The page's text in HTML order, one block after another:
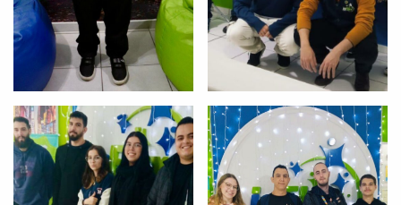
já vamos te colocar em contato
com a: